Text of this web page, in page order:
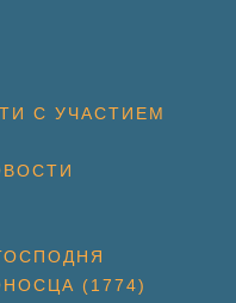
С УЧАСТИЕМ
(1774)